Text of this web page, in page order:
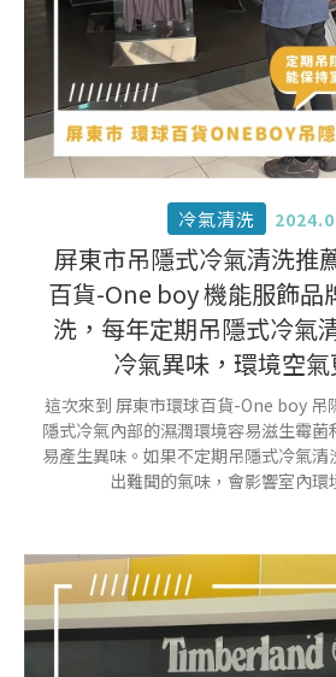
冷氣清洗
屏東市吊隱式冷氣清洗推
百貨-One boy 機能服飾品
洗，每年定期吊隱式冷氣
冷氣異味，環境空氣
這次來到 屏東市環球百貨-One boy 吊
隱式冷氣內部的濕潤環境容易滋生霉
易產生異味。如果不定期吊隱式冷氣
出難聞的氣味，會影響室內環